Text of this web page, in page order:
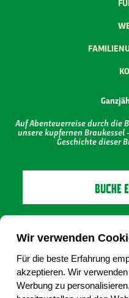
Wir verwenden
Für die beste Erfahrung
akzeptieren. Wir
Werbung zu
Auf Abenteuerreise durch die
unsere kupfernen Braukessel
Geschichte dieser
BUCHE
Keine 18, kein Alkohol